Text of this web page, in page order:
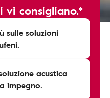
vi consigliano.*
sulle soluzioni
acustica
impegno.